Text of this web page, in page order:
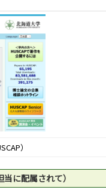
）
に配属されて）